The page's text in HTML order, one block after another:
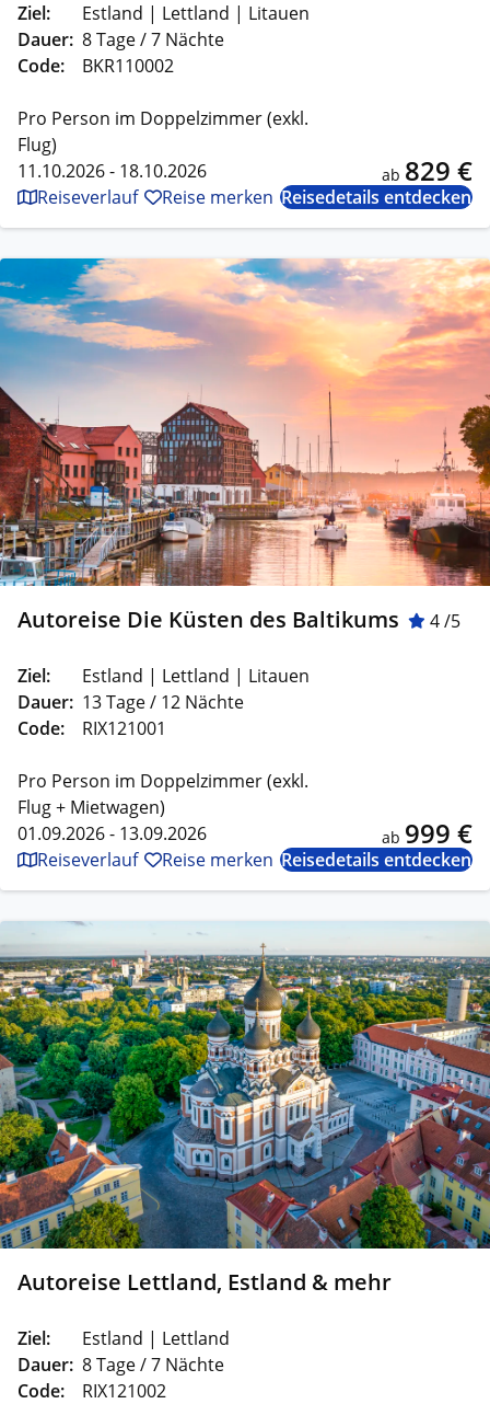
Ziel:
Estland | Lettland | Litauen
Dauer: 8 Tage / 7 Nächte
Code:
BKR110002
Pro Person im Doppelzimmer (exkl.
Flug)
11.10.2026 - 18.10.2026
ab 829 €
Reiseverlauf Reise merken Reisedetails entdecken
Autoreise Die Küsten des Baltikums 4 /5
Ziel:
Estland | Lettland | Litauen
Dauer: 13 Tage / 12 Nächte
Code:
RIX121001
Pro Person im Doppelzimmer (exkl.
Flug + Mietwagen)
01.09.2026 - 13.09.2026
ab 999 €
Reiseverlauf Reise merken Reisedetails entdecken
Autoreise Lettland, Estland & mehr
Ziel:
Estland | Lettland
Dauer: 8 Tage / 7 Nächte
Code:
RIX121002